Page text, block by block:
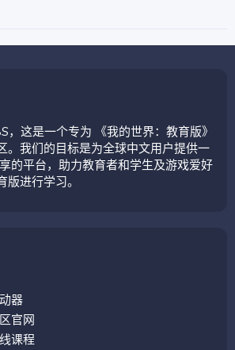
，这是一个专为 《我的世界：教育版》
。我们的目标是为全球中文用户提供一
的平台，助力教育者和学生及游戏爱好
进行学习。
器
官网
课程